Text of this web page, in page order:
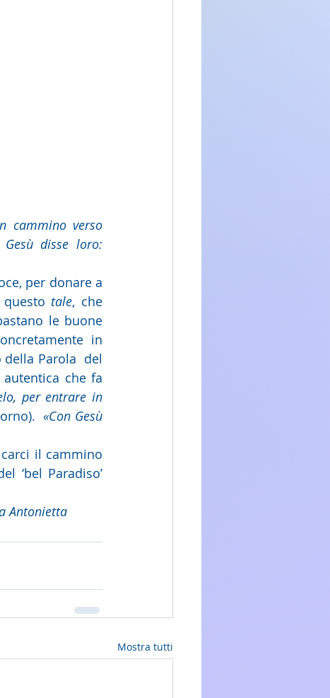
cammino verso
disse loro:
per donare a
tale, che
le buone
in
della Parola  del
che fa
per entrare in
«Con Gesù
il cammino
‘bel Paradiso’
Antonietta
Mostra tutti